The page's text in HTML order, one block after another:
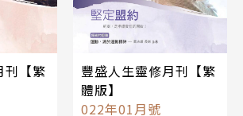
刊【繁
豐盛人生靈修月刊【繁
體版】
022年01月號